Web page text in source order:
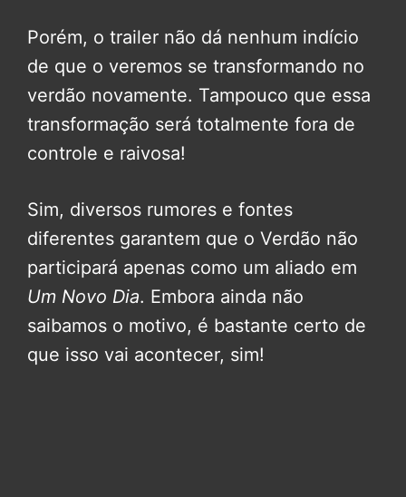
Porém, o trailer não dá nenhum indício
de que o veremos se transformando no
verdão novamente. Tampouco que essa
transformação será totalmente fora de
controle e raivosa!
Sim, diversos rumores e fontes
diferentes garantem que o Verdão não
participará apenas como um aliado em
Um Novo Dia. Embora ainda não
saibamos o motivo, é bastante certo de
que isso vai acontecer, sim!